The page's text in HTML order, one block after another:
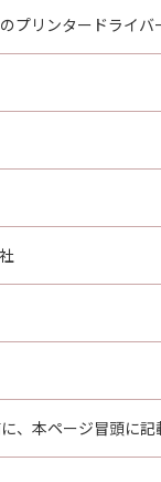
プリンタードライバ
、本ページ冒頭に